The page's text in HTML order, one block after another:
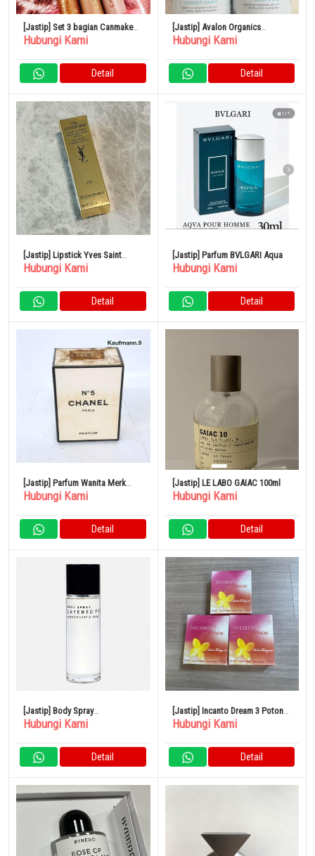
[Jastip] Set 3 bagian Canmake
Eye Color Magician
Hubungi Kami
Detail
[Jastip] Avalon Organics
Thickening Shampoo &
Hubungi Kami
Detail
[Jastip] Lipstick Yves Saint
Laurent
Hubungi Kami
Detail
[Jastip] Parfum BVLGARI Aqua
Hubungi Kami
Detail
[Jastip] Parfum Wanita Merk
CHANEL No.5
Hubungi Kami
Detail
[Jastip] LE LABO GAIAC 100ml
Hubungi Kami
Detail
[Jastip] Body Spray
SHOLAYERED 100ml
Hubungi Kami
Detail
[Jastip] Incanto Dream 3 Potong
Set Parfum
Hubungi Kami
Detail